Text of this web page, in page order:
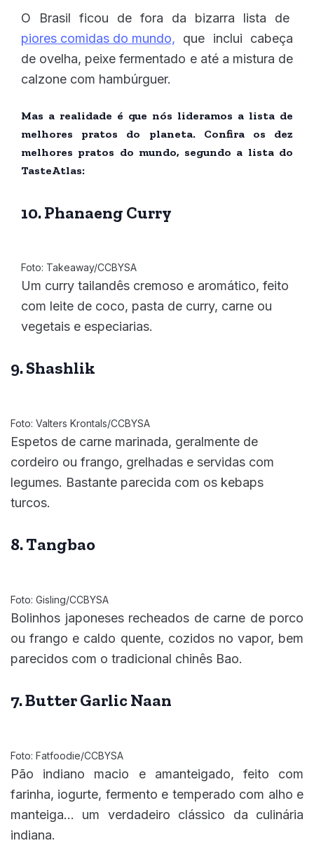
O Brasil ficou de fora da bizarra lista de
piores comidas do mundo, que inclui cabeça
de ovelha, peixe fermentado e até a mistura de
calzone com hambúrguer.
Mas a realidade é que nós lideramos a lista de
melhores pratos do planeta. Confira os dez
melhores pratos do mundo, segundo a lista do
TasteAtlas:
10. Phanaeng Curry
Foto: Takeaway/CCBYSA
Um curry tailandês cremoso e aromático, feito
com leite de coco, pasta de curry, carne ou
vegetais e especiarias.
9. Shashlik
Foto: Valters Krontals/CCBYSA
Espetos de carne marinada, geralmente de
cordeiro ou frango, grelhadas e servidas com
legumes. Bastante parecida com os kebaps
turcos.
8. Tangbao
Foto: Gisling/CCBYSA
Bolinhos japoneses recheados de carne de porco
ou frango e caldo quente, cozidos no vapor, bem
parecidos com o tradicional chinês Bao.
7. Butter Garlic Naan
Foto: Fatfoodie/CCBYSA
Pão indiano macio e amanteigado, feito com
farinha, iogurte, fermento e temperado com alho e
manteiga… um verdadeiro clássico da culinária
indiana.